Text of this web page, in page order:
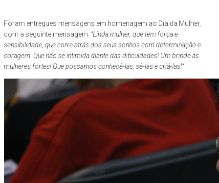
Foram entregues mensagens em homenagem ao Dia da Mulher,
com a seguinte mensagem: “Linda mulher, que tem força e
sensibilidade, que corre atrás dos seus sonhos com determinação e
coragem. Que não se intimida diante das dificuldades! Um brinde às
mulheres fortes! Que possamos conhecê-las, sê-las e criá-las!”